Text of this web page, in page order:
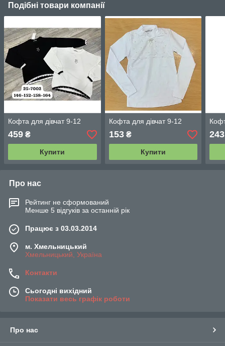
Подібні товари компанії
Кофта для дівчат 9-12
459 ₴
Купити
Кофта для дівчат 9-12
153₴
Купити
243
Про нас
Рейтинг не сформований
Менше 5 відгуків за останній рік
Працює з 03.03.2014
м. Хмельницький
Хмельницький, Україна
Контакти
Сьогодні вихідний
Показати весь графік роботи
Про нас